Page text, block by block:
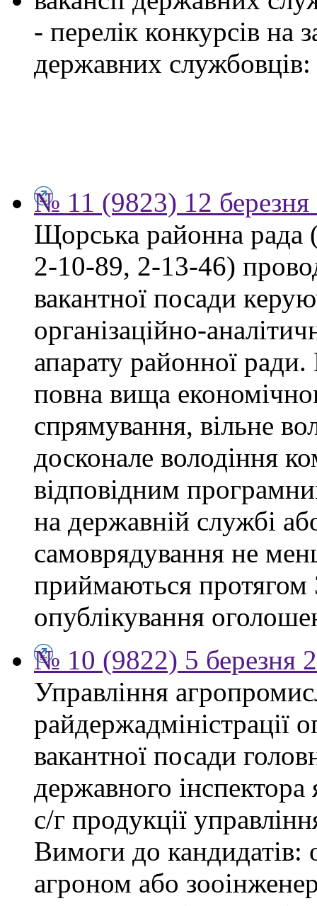
- перелік конкурсів на
державних службовців:
№ 11 (9823) 12 березня
Щорська районна рада
2-10-89, 2-13-46)
вакантної посади
організаційно-
апарату районної
повна вища
спрямування, вільне
досконале володіння
відповідним
на державній службі
самоврядування не
приймаються протягом
опублікування
№ 10 (9822) 5 березня
Управління
райдержадміністрації
вакантної посади
державного інспектора
с/г продукції
Вимоги до кандидатів:
агроном або